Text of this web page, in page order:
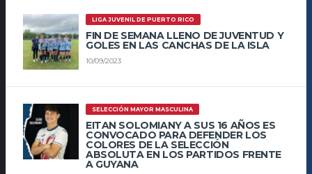
LIGA JUVENIL DE PUERTO RICO
FIN DE SEMANA LLENO DE JUVENTUD Y
GOLES EN LAS CANCHAS DE LA ISLA
10/09/2023
SELECCIÓN MAYOR MASCULINA
EITAN SOLOMIANY A SUS 16 AÑOS ES
CONVOCADO PARA DEFENDER LOS
COLORES DE LA SELECCIÓN
ABSOLUTA EN LOS PARTIDOS FRENTE
A GUYANA